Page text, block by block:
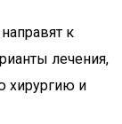
к
лечения,
хирургию и